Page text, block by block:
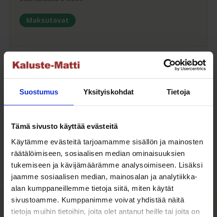
Suostumus Yksityiskohdat Tietoja
Tämä sivusto käyttää evästeitä
Käytämme evästeitä tarjoamamme sisällön ja mainosten
räätälöimiseen, sosiaalisen median ominaisuuksien
tukemiseen ja kävijämäärämme analysoimiseen. Lisäksi
jaamme sosiaalisen median, mainosalan ja analytiikka-
alan kumppaneillemme tietoja siitä, miten käytät
sivustoamme. Kumppanimme voivat yhdistää näitä
tietoja muihin tietoihin, joita olet antanut heille tai joita on
Maksutavat
Oma turvallinen kuljetus
ehjänä perille - ja vieläpä sisäänkannettuna!
Kuljetuksen hinta Suomessa alk. 59€!
Kaluste-Matti Oy